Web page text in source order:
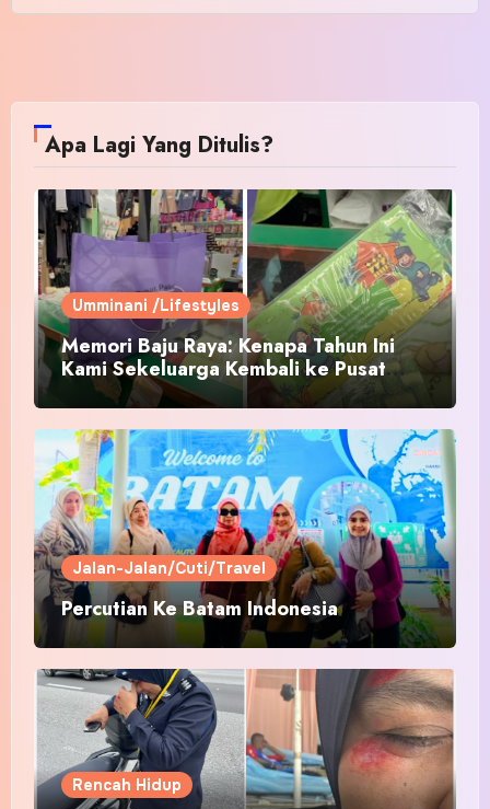
Apa Lagi Yang Ditulis?
Umminani /Lifestyles
Memori Baju Raya: Kenapa Tahun Ini
Kami Sekeluarga Kembali ke Pusat
Pakaian Hari-Hari?
Jalan-Jalan/Cuti/Travel
Percutian Ke Batam Indonesia
Rencah Hidup